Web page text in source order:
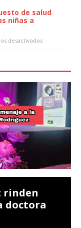
de salud
niñas a
desactivados
rinden
doctora